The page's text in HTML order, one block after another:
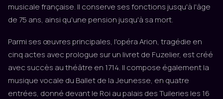
musicale française. Il conserve ses fonctions jusqu'à l'âge
de 75 ans, ainsi qu'une pension jusqu'à sa mort.
Parmi ses œuvres principales, l'opéra Arion, tragédie en
cinq actes avec prologue sur un livret de Fuzelier, est créé
avec succès au théâtre en 1714. Il compose également la
musique vocale du Ballet de la Jeunesse, en quatre
entrées, donné devant le Roi au palais des Tuileries les 16